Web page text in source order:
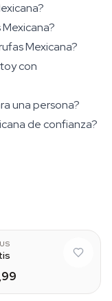
Mexicana?
con
una persona?
de confianza?